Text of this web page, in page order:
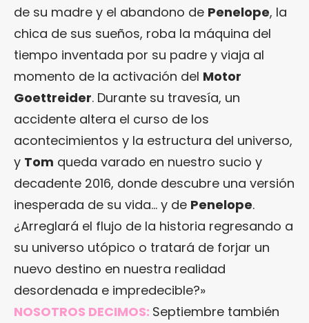
de su madre y el abandono de Penelope, la
chica de sus sueños, roba la máquina del
tiempo inventada por su padre y viaja al
momento de la activación del Motor
Goettreider. Durante su travesía, un
accidente altera el curso de los
acontecimientos y la estructura del universo,
y Tom queda varado en nuestro sucio y
decadente 2016, donde descubre una versión
inesperada de su vida… y de Penelope.
¿Arreglará el flujo de la historia regresando a
su universo utópico o tratará de forjar un
nuevo destino en nuestra realidad
desordenada e impredecible?»
NOSOTROS DECIMOS: Septiembre también